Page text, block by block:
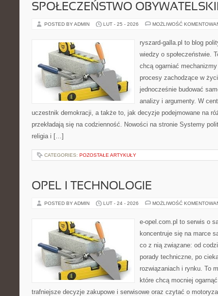
SPOŁECZEŃSTWO
POSTED BY ADMIN LUT - 25 - 2026 MOŻLIWOŚĆ
ryszard-galla.pl to blog
wiedzy o społeczeństwie.
chcą ogarniać
procesy zachodzące w
jednocześnie budować
analizy i argumenty. W
uczestnik demokracji, a także to, jak decyzje podejmowane na
przekładają się na codzienność. Nowości na stronie Systemy
religia i […]
CATEGORIES: POZOSTAŁE ARTYKUŁY
OPEL I TECHNOLOGIE
POSTED BY ADMIN LUT - 24 - 2026 MOŻLIWOŚĆ
e-opel.com.pl to serwis o
koncentruje się na marce
co z nią związane: od
porady techniczne, po
rozwiązaniach i rynku. To
które chcą mocniej
trafniejsze decyzje zakupowe i serwisowe oraz czytać o